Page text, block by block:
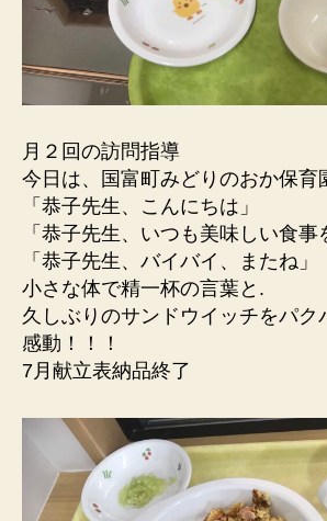
月２回の訪問指導
今日は、国富町みどりのおか保育
「恭子先生、こんにちは」
「恭子先生、いつも美味しい食事
「恭子先生、バイバイ、またね」
小さな体で精一杯の言葉と.
久しぶりのサンドウイッチをパク
感動！！！
7月献立表納品終了